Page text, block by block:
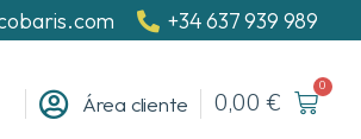
+34 637 939 989
Área cliente 0,00€
0